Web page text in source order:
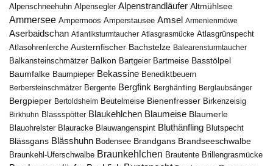
Alpenschneehuhn Alpensegler Alpenstrandläufer Altmühlsee
Ammersee Ampermoos Amperstausee Amsel Armenienmöwe
Aserbaidschan Atlantiksturmtaucher Atlasgrasmücke Atlasgrünspecht
Atlasohrenlerche Austernfischer Bachstelze Balearensturmtaucher
Balkansteinschmätzer Balkon Bartgeier Bartmeise Basstölpel
Baumfalke Baumpieper Bekassine Benediktbeuern
Berbersteinschmätzer Bergente Bergfink Berghänfling Berglaubsänger
Bergpieper Bertoldsheim Beutelmeise Bienenfresser Birkenzeisig
Birkhuhn Blassspötter Blaukehlchen Blaumeise Blaumerle
Blauohrelster Blauracke Blauwangenspint Bluthänfling Blutspecht
Blässgans Blässhuhn Bodensee Brandgans Brandseeschwalbe
Braunkehl-Uferschwalbe Braunkehlchen Brautente Brillengrasmücke